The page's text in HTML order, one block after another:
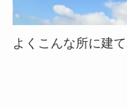
よくこんな所に建